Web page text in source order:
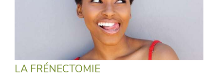
LA FRÉNECTOMIE